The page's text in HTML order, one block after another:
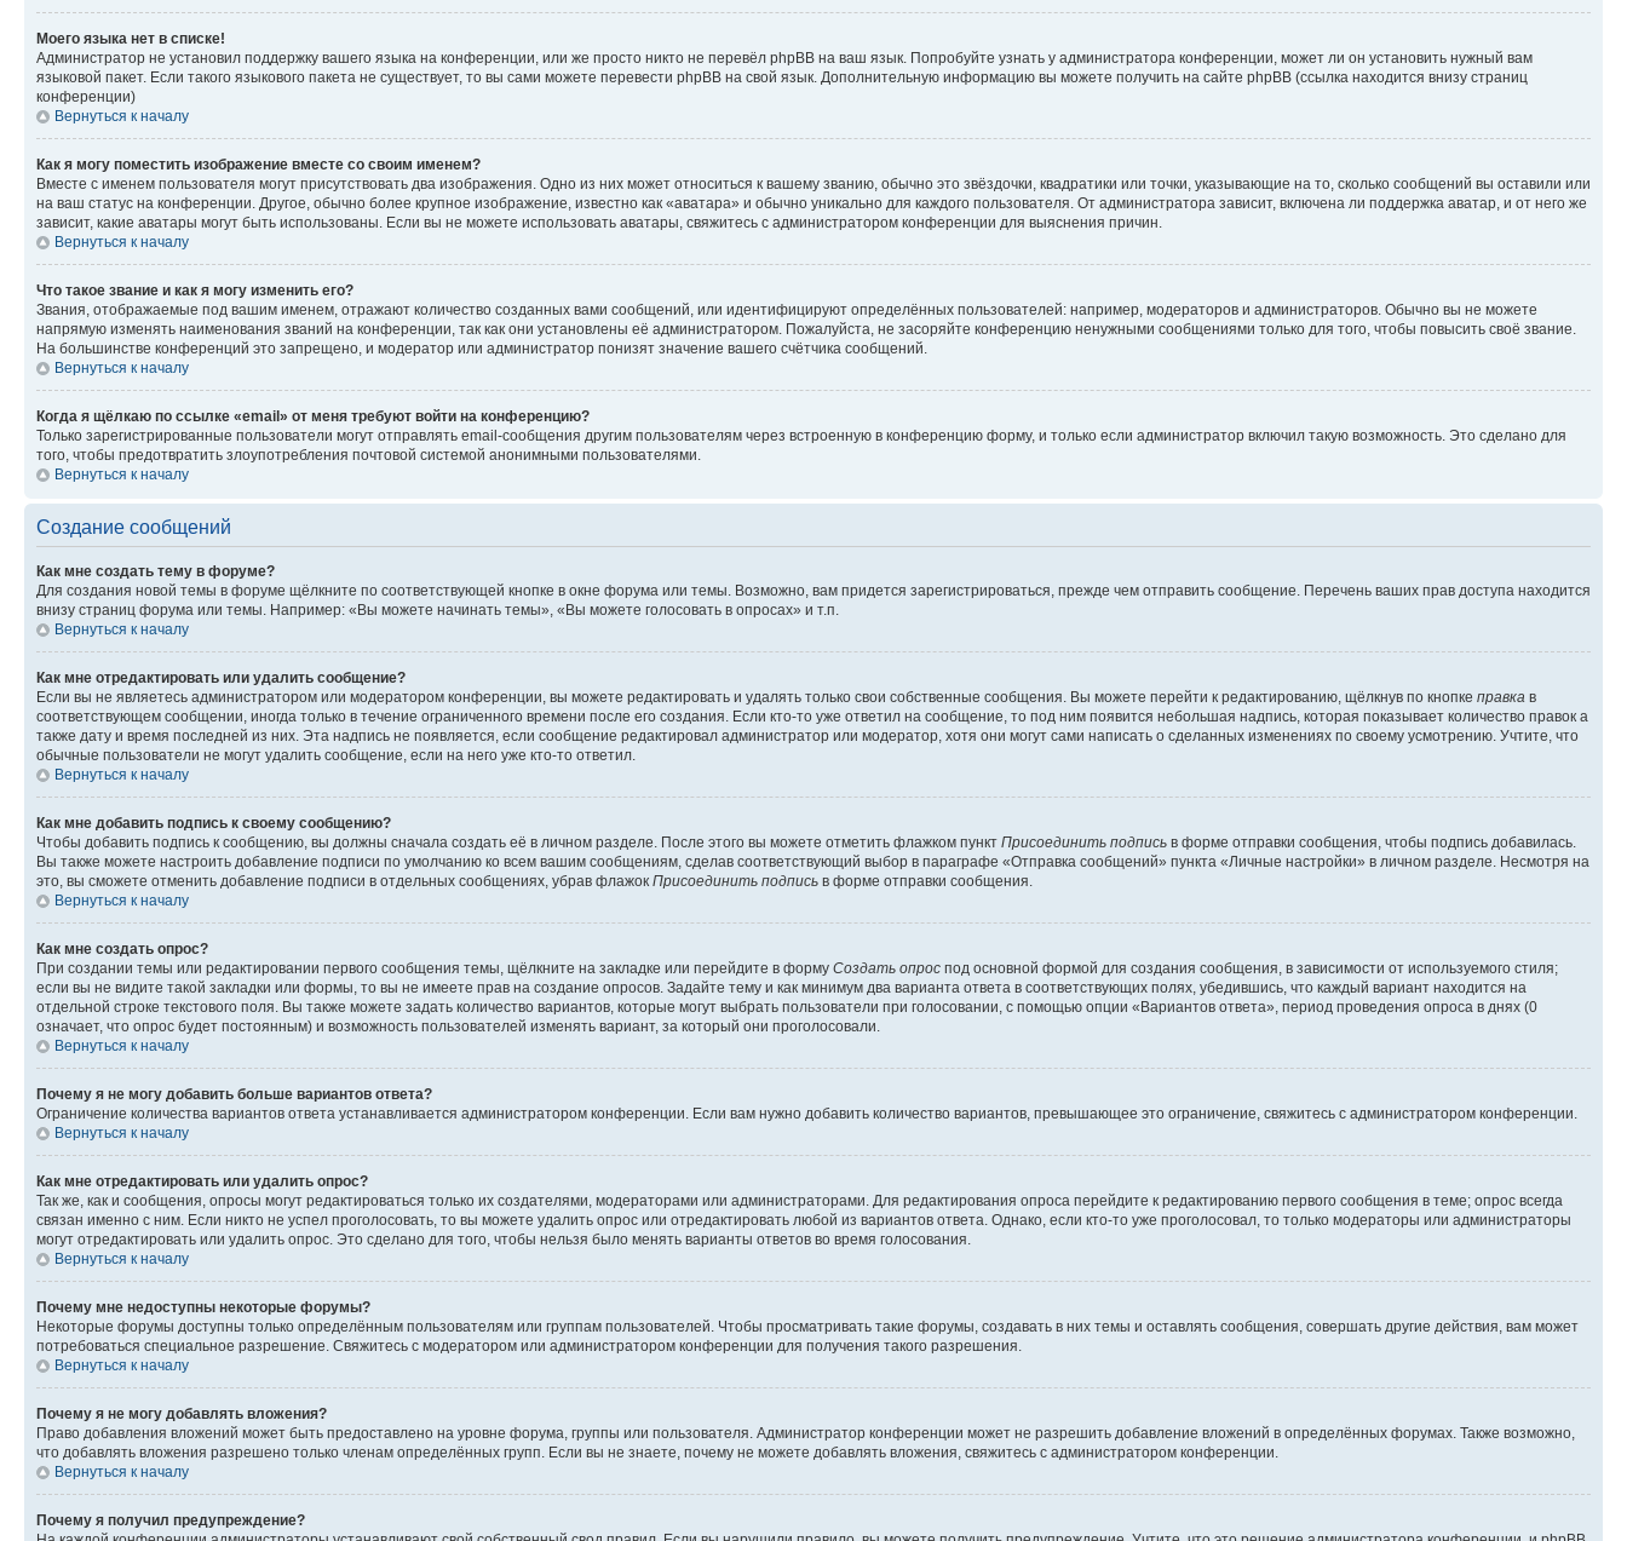
Моего языка нет в списке!
Администратор не установил поддержку вашего языка на конференции, или же просто никто не перевёл phpBB на ваш язык. Попробуйте узнать у администратора конференции, может ли он установить нужный вам
языковой пакет. Если такого языкового пакета не существует, то вы сами можете перевести phpBB на свой язык. Дополнительную информацию вы можете получить на сайте phpBB (ссылка находится внизу страниц
конференции)
Вернуться к началу
Как я могу поместить изображение вместе со своим именем?
Вместе с именем пользователя могут присутствовать два изображения. Одно из них может относиться к вашему званию, обычно это звёздочки, квадратики или точки, указывающие на то, сколько сообщений вы оставили или
на ваш статус на конференции. Другое, обычно более крупное изображение, известно как «аватара» и обычно уникально для каждого пользователя. От администратора зависит, включена ли поддержка аватар, и от него же
зависит, какие аватары могут быть использованы. Если вы не можете использовать аватары, свяжитесь с администратором конференции для выяснения причин.
Вернуться к началу
Что такое звание и как я могу изменить его?
Звания, отображаемые под вашим именем, отражают количество созданных вами сообщений, или идентифицируют определённых пользователей: например, модераторов и администраторов. Обычно вы не можете
напрямую изменять наименования званий на конференции, так как они установлены её администратором. Пожалуйста, не засоряйте конференцию ненужными сообщениями только для того, чтобы повысить своё звание.
На большинстве конференций это запрещено, и модератор или администратор понизят значение вашего счётчика сообщений.
Вернуться к началу
Когда я щёлкаю по ссылке «email» от меня требуют войти на конференцию?
Только зарегистрированные пользователи могут отправлять email-сообщения другим пользователям через встроенную в конференцию форму, и только если администратор включил такую возможность. Это сделано для
того, чтобы предотвратить злоупотребления почтовой системой анонимными пользователями.
Вернуться к началу
Создание сообщений
Как мне создать тему в форуме?
Для создания новой темы в форуме щёлкните по соответствующей кнопке в окне форума или темы. Возможно, вам придется зарегистрироваться, прежде чем отправить сообщение. Перечень ваших прав доступа находится
внизу страниц форума или темы. Например: «Вы можете начинать темы», «Вы можете голосовать в опросах» и т.п.
Вернуться к началу
Как мне отредактировать или удалить сообщение?
Если вы не являетесь администратором или модератором конференции, вы можете редактировать и удалять только свои собственные сообщения. Вы можете перейти к редактированию, щёлкнув по кнопке правка в
соответствующем сообщении, иногда только в течение ограниченного времени после его создания. Если кто-то уже ответил на сообщение, то под ним появится небольшая надпись, которая показывает количество правок а
также дату и время последней из них. Эта надпись не появляется, если сообщение редактировал администратор или модератор, хотя они могут сами написать о сделанных изменениях по своему усмотрению. Учтите, что
обычные пользователи не могут удалить сообщение, если на него уже кто-то ответил.
Вернуться к началу
Как мне добавить подпись к своему сообщению?
Чтобы добавить подпись к сообщению, вы должны сначала создать её в личном разделе. После этого вы можете отметить флажком пункт Присоединить подпись в форме отправки сообщения, чтобы подпись добавилась.
Вы также можете настроить добавление подписи по умолчанию ко всем вашим сообщениям, сделав соответствующий выбор в параграфе «Отправка сообщений» пункта «Личные настройки» в личном разделе. Несмотря на
это, вы сможете отменить добавление подписи в отдельных сообщениях, убрав флажок Присоединить подпись в форме отправки сообщения.
Вернуться к началу
Как мне создать опрос?
При создании темы или редактировании первого сообщения темы, щёлкните на закладке или перейдите в форму Создать опрос под основной формой для создания сообщения, в зависимости от используемого стиля;
если вы не видите такой закладки или формы, то вы не имеете прав на создание опросов. Задайте тему и как минимум два варианта ответа в соответствующих полях, убедившись, что каждый вариант находится на
отдельной строке текстового поля. Вы также можете задать количество вариантов, которые могут выбрать пользователи при голосовании, с помощью опции «Вариантов ответа», период проведения опроса в днях (0
означает, что опрос будет постоянным) и возможность пользователей изменять вариант, за который они проголосовали.
Вернуться к началу
Почему я не могу добавить больше вариантов ответа?
Ограничение количества вариантов ответа устанавливается администратором конференции. Если вам нужно добавить количество вариантов, превышающее это ограничение, свяжитесь с администратором конференции.
Вернуться к началу
Как мне отредактировать или удалить опрос?
Так же, как и сообщения, опросы могут редактироваться только их создателями, модераторами или администраторами. Для редактирования опроса перейдите к редактированию первого сообщения в теме; опрос всегда
связан именно с ним. Если никто не успел проголосовать, то вы можете удалить опрос или отредактировать любой из вариантов ответа. Однако, если кто-то уже проголосовал, то только модераторы или администраторы
могут отредактировать или удалить опрос. Это сделано для того, чтобы нельзя было менять варианты ответов во время голосования.
Вернуться к началу
Почему мне недоступны некоторые форумы?
Некоторые форумы доступны только определённым пользователям или группам пользователей. Чтобы просматривать такие форумы, создавать в них темы и оставлять сообщения, совершать другие действия, вам может
потребоваться специальное разрешение. Свяжитесь с модератором или администратором конференции для получения такого разрешения.
Вернуться к началу
Почему я не могу добавлять вложения?
Право добавления вложений может быть предоставлено на уровне форума, группы или пользователя. Администратор конференции может не разрешить добавление вложений в определённых форумах. Также возможно,
что добавлять вложения разрешено только членам определённых групп. Если вы не знаете, почему не можете добавлять вложения, свяжитесь с администратором конференции.
Вернуться к началу
Почему я получил предупреждение?